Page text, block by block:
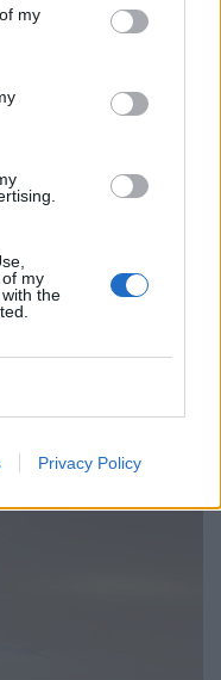
my
my
the
Privacy Policy
απεργία
νέο εργασιακό
δικαστικοί
συμμετέχουν στη
που μπλοκάρει
των